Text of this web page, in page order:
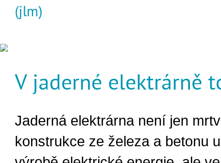
(jlm)
V jaderné elektrárně
Jaderná elektrárna není jen
konstrukce ze železa a betonu